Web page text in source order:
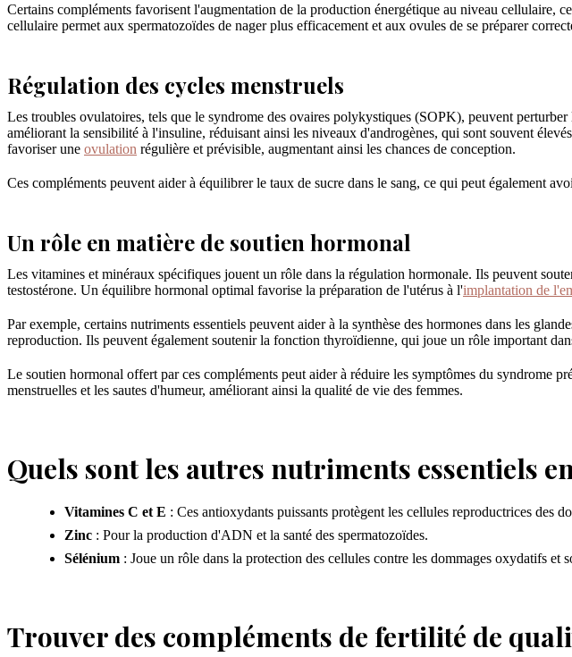
Certains compléments favorisent l'augmentation de la production énergétique au niveau cellulaire,
cellulaire permet aux spermatozoïdes de nager plus efficacement et aux ovules de se préparer
Régulation des cycles menstruels
Les troubles ovulatoires, tels que le syndrome des ovaires polykystiques (SOPK), peuvent
améliorant la sensibilité à l'insuline, réduisant ainsi les niveaux d'androgènes, qui sont souvent
favoriser une ovulation régulière et prévisible, augmentant ainsi les chances de conception.
Ces compléments peuvent aider à équilibrer le taux de sucre dans le sang, ce qui peut également
Un rôle en matière de soutien hormonal
Les vitamines et minéraux spécifiques jouent un rôle dans la régulation hormonale. Ils peuvent
testostérone. Un équilibre hormonal optimal favorise la préparation de l'utérus à l'implantation de
Par exemple, certains nutriments essentiels peuvent aider à la synthèse des hormones dans les
reproduction. Ils peuvent également soutenir la fonction thyroïdienne, qui joue un rôle important
Le soutien hormonal offert par ces compléments peut aider à réduire les symptômes du syndrome
menstruelles et les sautes d'humeur, améliorant ainsi la qualité de vie des femmes.
Quels sont les autres nutriments essentiels
Vitamines C et E : Ces antioxydants puissants protègent les cellules reproductrices des
Zinc : Pour la production d'ADN et la santé des spermatozoïdes.
Sélénium : Joue un rôle dans la protection des cellules contre les dommages oxydatifs
Trouver des compléments de fertilité de